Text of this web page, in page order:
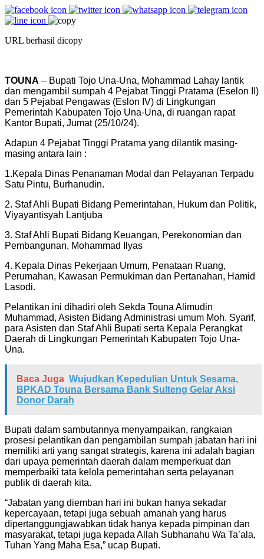
URL berhasil dicopy
TOUNA – Bupati Tojo Una-Una, Mohammad Lahay lantik
dan mengambil sumpah 4 Pejabat Tinggi Pratama (Eselon II)
dan 5 Pejabat Pengawas (Eslon IV) di Lingkungan
Pemerintah Kabupaten Tojo Una-Una, di ruangan rapat
Kantor Bupati, Jumat (25/10/24).
Adapun 4 Pejabat Tinggi Pratama yang dilantik masing-
masing antara lain :
1.Kepala Dinas Penanaman Modal dan Pelayanan Terpadu
Satu Pintu, Burhanudin.
2. Staf Ahli Bupati Bidang Pemerintahan, Hukum dan Politik,
Viyayantisyah Lantjuba
3. Staf Ahli Bupati Bidang Keuangan, Perekonomian dan
Pembangunan, Mohammad Ilyas
4. Kepala Dinas Pekerjaan Umum, Penataan Ruang,
Perumahan, Kawasan Permukiman dan Pertanahan, Hamid
Lasodi.
Pelantikan ini dihadiri oleh Sekda Touna Alimudin
Muhammad, Asisten Bidang Administrasi umum Moh. Syarif,
para Asisten dan Staf Ahli Bupati serta Kepala Perangkat
Daerah di Lingkungan Pemerintah Kabupaten Tojo Una-
Una.
Baca Juga Wujudkan Kepedulian Untuk Sesama,
BPKAD Touna Bersama Bank Sulteng Gelar Aksi
Donor Darah
Bupati dalam sambutannya menyampaikan, rangkaian
prosesi pelantikan dan pengambilan sumpah jabatan hari ini
memiliki arti yang sangat strategis, karena ini adalah bagian
dari upaya pemerintah daerah dalam memperkuat dan
memperbaiki tata kelola pemerintahan serta pelayanan
publik di daerah kita.
“Jabatan yang diemban hari ini bukan hanya sekadar
kepercayaan, tetapi juga sebuah amanah yang harus
dipertanggungjawabkan tidak hanya kepada pimpinan dan
masyarakat, tetapi juga kepada Allah Subhanahu Wa Ta’ala,
Tuhan Yang Maha Esa,” ucap Bupati.